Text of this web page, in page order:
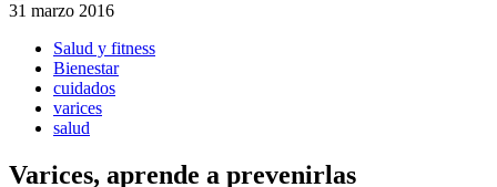
31 marzo 2016
Salud y fitness
Bienestar
cuidados
varices
salud
Varices, aprende a prevenirlas